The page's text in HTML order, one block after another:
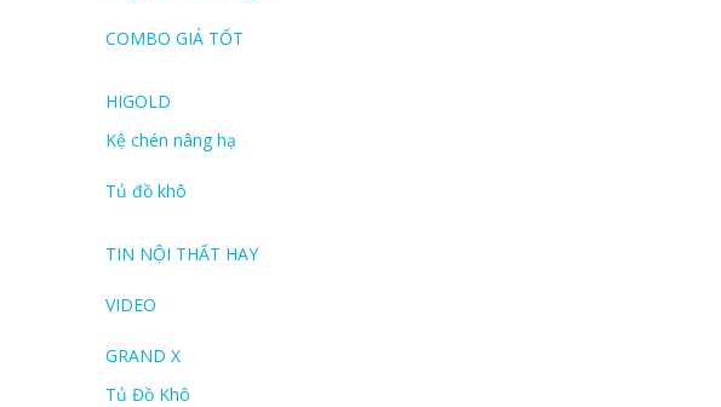
COMBO GIÁ TỐT
HIGOLD
Kệ chén nâng hạ
Tủ đồ khô
TIN NỘI THẤT HAY
VIDEO
GRAND X
Tủ Đồ Khô